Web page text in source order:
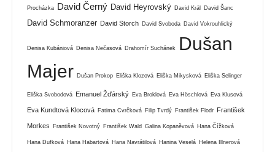
Procházka David Černý David Heyrovský David Král David Šanc
David Schmoranzer David Storch David Svoboda David Vokrouhlický
Denisa Kubániová Denisa Nečasová Drahomír Suchánek
Dušan
Majer Dušan Prokop Eliška Klozová Eliška Mikysková Eliška Selinger
Eliška Svobodová Emanuel Žďárský Eva Broklová Eva Höschlová Eva Klusová
Eva Kundtová Klocová Fatima Cvrčková Filip Tvrdý František Flodr František
Morkes František Novotný František Wald Galina Kopaněvová Hana Čížková
Hana Dufková Hana Habartová Hana Navrátilová Hanina Veselá Helena Illnerová